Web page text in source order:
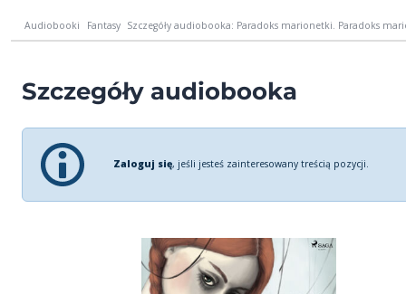
Audiobooki Fantasy Szczegóły audiobooka: Paradoks marionetki. Paradoks
Szczegóły audiobooka
Zaloguj się, jeśli jesteś zainteresowany treścią pozycji.